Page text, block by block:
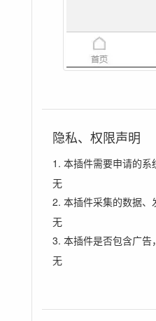
隐私、权限声明
1. 本插件需要申请的系
无
2. 本插件采集的数据
无
3. 本插件是否包含广
无